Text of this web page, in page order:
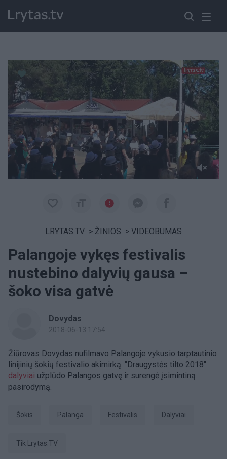
Paremkite Ukrainą
LRYTAS.TV > ŽINIOS > VIDEOBUMAS
Palangoje vykęs festivalis
nustebino dalyvių gausa –
šoko visa gatvė
Dovydas
2018-06-13 17:54
Žiūrovas Dovydas nufilmavo Palangoje vykusio tarptautinio
linijinių šokių festivalio akimirką. "Draugystės tilto 2018"
dalyviai užplūdo Palangos gatvę ir surengė įsimintiną
pasirodymą.
šokis Palanga Festivalis dalyviai
tik Lrytas.TV